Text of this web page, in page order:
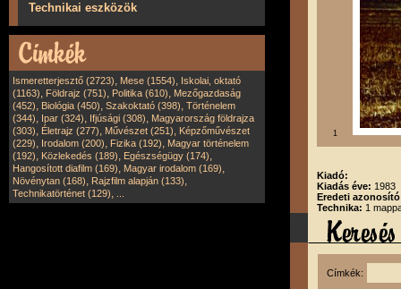
Technikai eszközök
Ismeretterjesztő (2723), Mese (1554), Iskolai, oktató
(1163), Földrajz (751), Politika (610), Mezőgazdaság
(452), Biológia (450), Szakoktató (398), Történelem
(344), Ipar (324), Ifjúsági (308), Magyarország földrajza
(303), Életrajz (277), Művészet (251), Képzőművészet
(229), Irodalom (200), Fizika (192), Magyar történelem
(192), Közlekedés (189), Egészségügy (174),
Hangosított diafilm (169), Magyar irodalom (169),
Növénytan (168), Rajzfilm alapján (133),
Technikatörténet (129),
1
Kiadó:
Kiadás éve: 1983
Eredeti
Technika: 1
Címkék: